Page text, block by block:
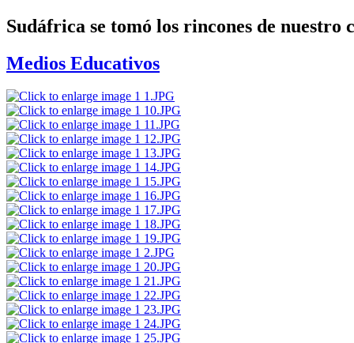
Sudáfrica se tomó los rincones de nuestro
Medios Educativos